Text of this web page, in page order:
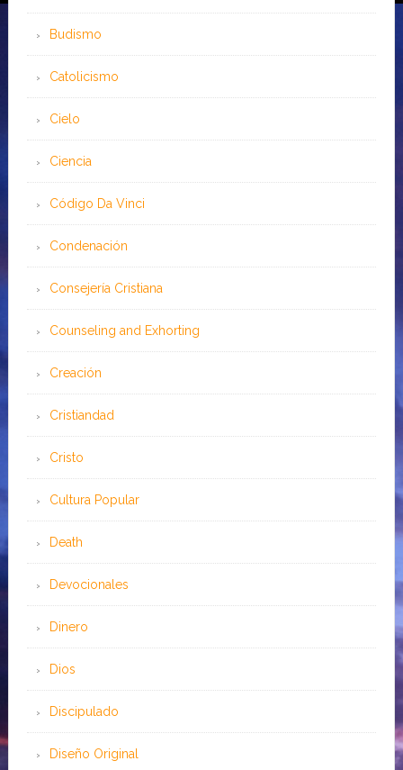
Budismo
Catolicismo
Cielo
Ciencia
Código Da Vinci
Condenación
Consejería Cristiana
Counseling and Exhorting
Creación
Cristiandad
Cristo
Cultura Popular
Death
Devocionales
Dinero
Dios
Discipulado
Diseño Original